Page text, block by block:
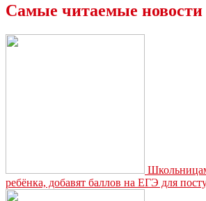
Самые читаемые новости
ребёнка, добавят баллов на ЕГЭ для